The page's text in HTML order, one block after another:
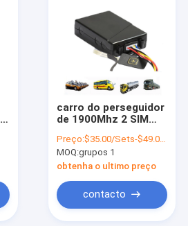
carro do perseguidor
de 1900Mhz 2 SIM
o dispositivo com o
relé do alarme do
SOS
Preço:$35.00/Sets-$49.00/Sets
MOQ:grupos 1
obtenha o ultimo preço
contacto